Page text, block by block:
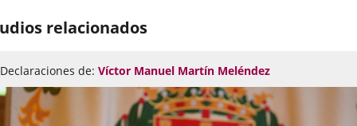
relacionados
Declaraciones de: Víctor Manuel Martín Meléndez